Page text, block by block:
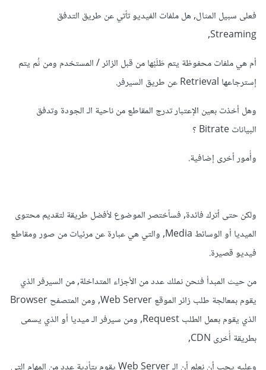
فعلى سبيل المثال, هل ملفات الفيديو تأتي عن طريق التدفق
Streaming,
أم هي ملفات محفوظة يتم طَلَبُها من قبل الزائر / المستخدم ومن ثُم يتم
إسترجاعها Retrieval عن طريق السيرفر.
وهل أخذت بعين الإعتبار تدرج المقاطع من ناحية الـ الجودة وتدفق
البيانات Bitrate ؟
وأُمور أخرى إضافية.
ولكن حتى أترك فائدة, فسأختصر الموضوع لأفضل طريقة لتقديم محتوى
الميديا أو الوسائط Media, والتي هي عبارة عن مرئيات من صور ومقاطع
فيديو قصيرة.
من حيث المبدأ فنحن نملك عدد من الأجزاء المتداخلة, من السيرفر الذي
يقوم بمعالجة طلب زائر الموقع Web Server, ومن المتصفح Browser
الذي يقوم بعمل الطلب Request, ومن سيرفر الـ ميديا أو الذي يسمى
بطريقة أُخرى CDN,